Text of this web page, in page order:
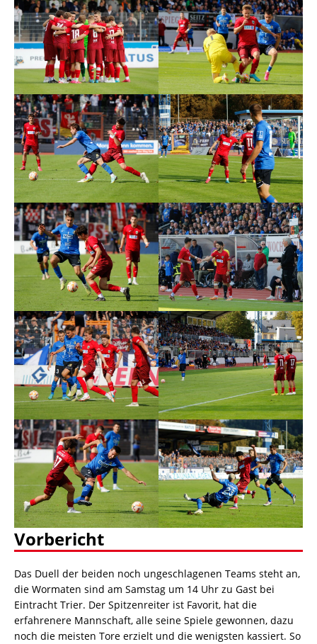
Vorbericht
Das Duell der beiden noch ungeschlagenen Teams steht an,
die Wormaten sind am Samstag um 14 Uhr zu Gast bei
Eintracht Trier. Der Spitzenreiter ist Favorit, hat die
erfahrenere Mannschaft, alle seine Spiele gewonnen, dazu
noch die meisten Tore erzielt und die wenigsten kassiert. So